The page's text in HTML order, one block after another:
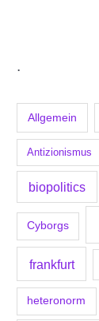
.
Allgemein
Antizionismus
biopolitics
Cyborgs
frankfurt
heteronorm